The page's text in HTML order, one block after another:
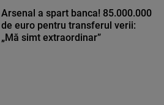
Arsenal a spart banca! 85.000.000
de euro pentru transferul verii:
„Mă simt extraordinar”